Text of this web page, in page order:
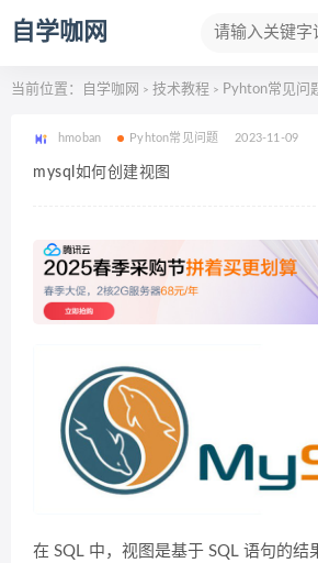
自学咖网
当前位置： 自学咖网 > 技术教程 > Pyhton常见问
hmoban Pyhton常见问题 2023-11-09
mysql如何创建视图
在 SQL 中，视图是基于 SQL 语句的结